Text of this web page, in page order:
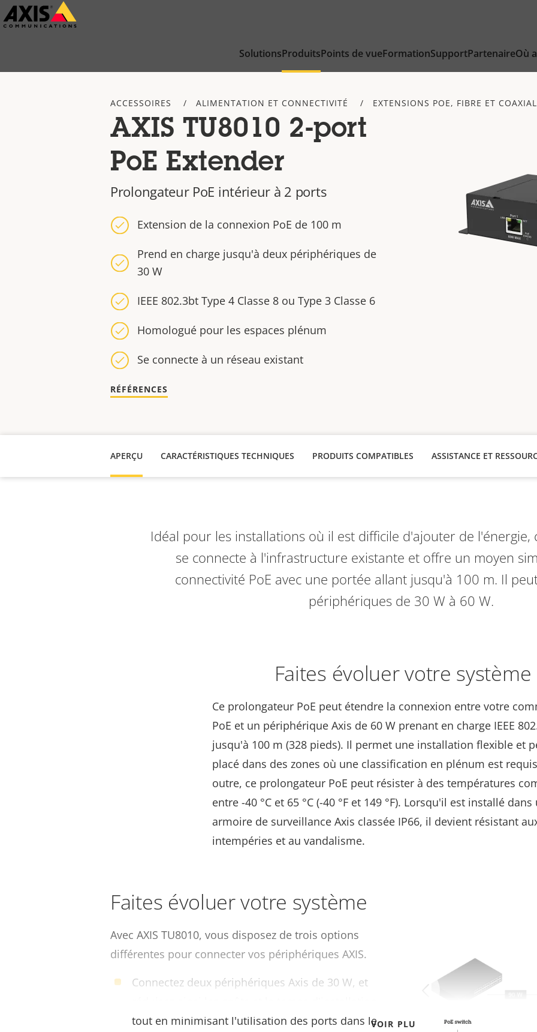
Passer
au
SolutionsProduitsPoints de vueFormationSupportPartenaireOù
ACCESSOIRES ALIMENTATION ET CONNECTIVITÉ EXTENSIONS POE, FIBRE ET
AXIS TU8010 2-port
PoE Extender
Prolongateur PoE intérieur à 2 ports
Extension de la connexion PoE de 100 m
Prend en charge jusqu'à deux périphériques de
30 W
IEEE 802.3bt Type 4 Classe 8 ou Type 3 Classe 6
Homologué pour les espaces plénum
Se connecte à un réseau existant
RÉFÉRENCES
APERÇU CARACTÉRISTIQUES TECHNIQUES PRODUITS COMPATIBLES ASSISTANCE ET
VOIR PLUS
Idéal pour les installations où il est difficile d'ajouter de l'énergie,
se connecte à l'infrastructure existante et offre un moyen
connectivité PoE avec une portée allant jusqu'à 100 m. Il
périphériques de 30 W à 60 W.
Faites évoluer votre système
Ce prolongateur PoE peut étendre la connexion entre votre
PoE et un périphérique Axis de 60 W prenant en charge IEEE
jusqu'à 100 m (328 pieds). Il permet une installation flexible et
placé dans des zones où une classification en plénum est
outre, ce prolongateur PoE peut résister à des températures
entre -40 °C et 65 °C (-40 °F et 149 °F). Lorsqu'il est installé dans
armoire de surveillance Axis classée IP66, il devient résistant
intempéries et au vandalisme.
Faites évoluer votre système
Avec AXIS TU8010, vous disposez de trois options
différentes pour connecter vos périphériques AXIS.
Connectez deux périphériques Axis de 30 W, et
tout en minimisant l'utilisation des ports dans le